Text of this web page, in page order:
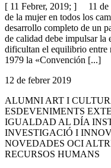
[ 11 Febrer, 2019; ] 11 de
de la mujer en todos los
desarrollo completo de un
de calidad debe impulsar la
dificultan el equilibrio entre
1979 la «Convención [...]
12 de febrer 2019
ALUMNI ART I
ESDEVENIMENTS
IGUALDAD AL DÍA
INVESTIGACIÓ I
NOVEDADES OCI
RECURSOS HUMANS